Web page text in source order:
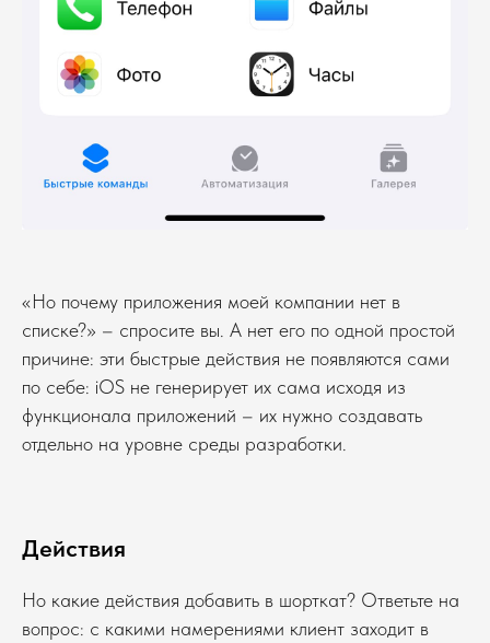
«Но почему приложения моей компании нет в
списке?» – спросите вы. А нет его по одной простой
причине: эти быстрые действия не появляются сами
по себе: iOS не генерирует их сама исходя из
функционала приложений – их нужно создавать
отдельно на уровне среды разработки.
Действия
Но какие действия добавить в шорткат? Ответьте на
вопрос: с какими намерениями клиент заходит в